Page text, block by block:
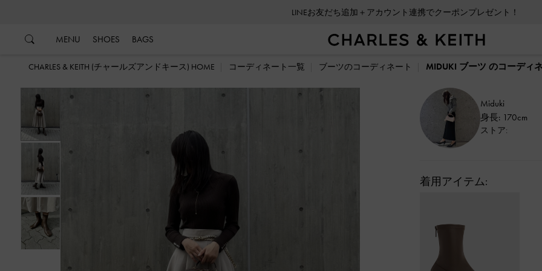
LINEお友だち追加＋アカウント連携でクーポンプレゼント！
MENU SHOES BAGS
CHARLES & KEITH (チャールズアンドキース) HOME コーディネート一覧 ブーツのコーディネート MIDUKI ブーツ のコーディ
Miduki
身長: 170cm
ストア:
着用アイテム: